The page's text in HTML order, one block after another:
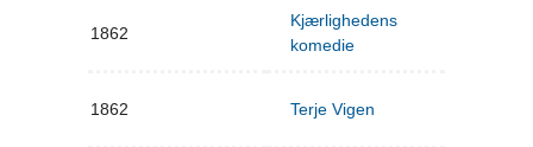
1862
Kjærlighedens
komedie
1862 Terje Vigen